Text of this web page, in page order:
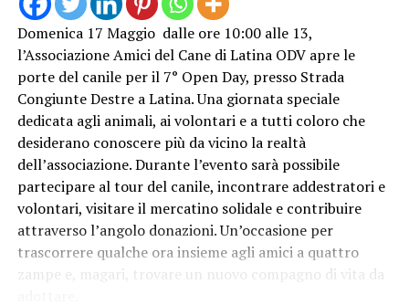
Domenica 17 Maggio dalle ore 10:00 alle 13,
l’Associazione Amici del Cane di Latina ODV apre le
porte del canile per il 7° Open Day, presso Strada
Congiunte Destre a Latina. Una giornata speciale
dedicata agli animali, ai volontari e a tutti coloro che
desiderano conoscere più da vicino la realtà
dell’associazione. Durante l’evento sarà possibile
partecipare al tour del canile, incontrare addestratori e
volontari, visitare il mercatino solidale e contribuire
attraverso l’angolo donazioni. Un’occasione per
trascorrere qualche ora insieme agli amici a quattro
zampe e, magari, trovare un nuovo compagno di vita da